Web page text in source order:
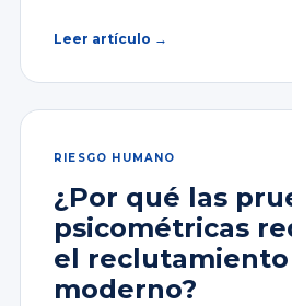
Leer artículo →
RIESGO HUMANO
¿Por qué las
psicométricas
el reclutamiento
moderno?